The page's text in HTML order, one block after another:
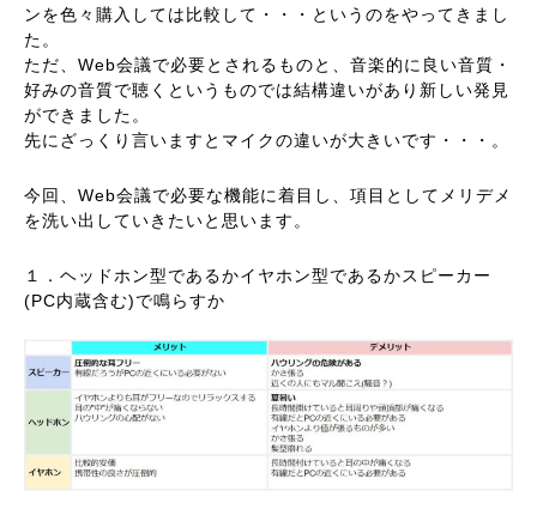
ンを色々購入しては比較して・・・というのをやってきまし
た。
ただ、Web会議で必要とされるものと、音楽的に良い音質・
好みの音質で聴くというものでは結構違いがあり新しい発見
ができました。
先にざっくり言いますとマイクの違いが大きいです・・・。
今回、Web会議で必要な機能に着目し、項目としてメリデメ
を洗い出していきたいと思います。
１．ヘッドホン型であるかイヤホン型であるかスピーカー
(PC内蔵含む)で鳴らすか